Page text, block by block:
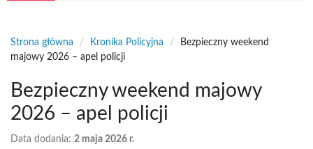
Strona główna / Kronika Policyjna /
Bezpieczny weekend
majowy 2026 – apel policji
Bezpieczny weekend majowy
2026 – apel policji
Data dodania: 2 maja 2026 r.